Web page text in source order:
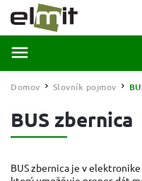
Domov / Slovník pojmov /
BUS zbernica
BUS zbernica je v